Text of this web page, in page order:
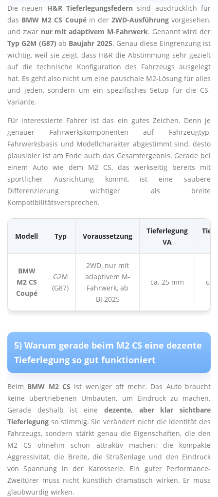
Die neuen H&R Tieferlegungsfedern sind ausdrücklich für
das BMW M2 CS Coupéin der 2WD-Ausführungvorgesehen,
und zwar nur mit adaptivem M-Fahrwerk. Genannt wird der
Typ G2M (G87) ab Baujahr 2025. Genau diese Eingrenzung ist
wichtig, weil sie zeigt, dass H&R die Abstimmung sehr gezielt
auf die technische Konfiguration des Fahrzeugs ausgelegt
hat. Es geht also nicht um eine pauschale M2-Lösung für alles
und jeden, sondern um ein spezifisches Setup für die CS-
Variante.
Für interessierte Fahrer ist das ein gutes Zeichen. Denn je
genauer Fahrwerkskomponenten auf Fahrzeugtyp,
Fahrwerksbasis und Modellcharakter abgestimmt sind, desto
plausibler ist am Ende auch das Gesamtergebnis. Gerade bei
einem Auto wie dem M2 CS, das werkseitig bereits mit
sportlicher Ausrichtung kommt, ist eine saubere
Differenzierung wichtiger als breite
Kompatibilitätsversprechen.
Modell Typ Voraussetzung
Tieferlegung
VA
BMW
M2 CS
Coupé
G2M
(G87)
2WD, nur mit
adaptivem M-
Fahrwerk, ab
BJ 2025
ca. 25 mm ca.
5) Warum gerade beim M2 CS eine dezente
Tieferlegung so gut funktioniert
Beim BMW M2 CS ist weniger oft mehr. Das Auto braucht
keine übertriebenen Umbauten, um Eindruck zu machen.
Gerade deshalb ist eine dezente, aber klar sichtbare
Tieferlegung so stimmig. Sie verändert nicht die Identität des
Fahrzeugs, sondern stärkt genau die Eigenschaften, die den
M2 CS ohnehin schon attraktiv machen: die kompakte
Aggressivität, die Breite, die Straßenlage und den Eindruck
von Spannung in der Karosserie. Ein guter Performance-
Zweitürer muss nicht künstlich dramatisch wirken. Er muss
glaubwürdig wirken.